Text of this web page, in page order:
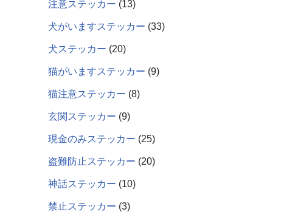
注意ステッカー 13
犬がいますステッカー 33
犬ステッカー 20
猫がいますステッカー 9
猫注意ステッカー 8
玄関ステッカー 9
現金のみステッカー 25
盗難防止ステッカー 20
神話ステッカー 10
禁止ステッカー 3